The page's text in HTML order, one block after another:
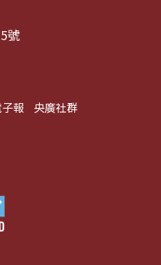
號
報 央廣社群